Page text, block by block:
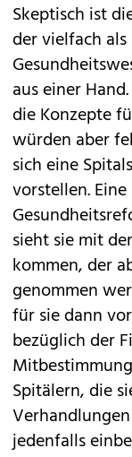
Skeptisch ist
der vielfach
aus einer
die Konzepte
würden aber
sich eine
vorstellen.
sieht sie mit
kommen, der
genommen
für sie dann
bezüglich der
Spitälern, die
jedenfalls